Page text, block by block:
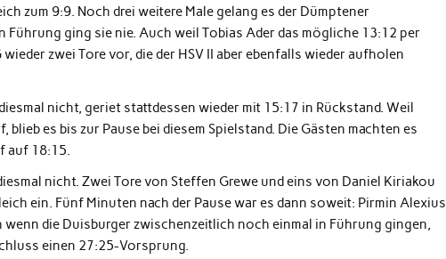
zum 9:9. Noch drei weitere Male gelang es der Dümptener
Führung ging sie nie. Auch weil Tobias Ader das mögliche 13:12 per
zwei Tore vor, die der HSV II aber ebenfalls wieder aufholen
nicht, geriet stattdessen wieder mit 15:17 in Rückstand. Weil
es bis zur Pause bei diesem Spielstand. Die Gästen machten es
auf 18:15.
nicht. Zwei Tore von Steffen Grewe und eins von Daniel Kiriakou
ein. Fünf Minuten nach der Pause war es dann soweit: Pirmin Alexius
die Duisburger zwischenzeitlich noch einmal in Führung gingen,
einen 27:25-Vorsprung.